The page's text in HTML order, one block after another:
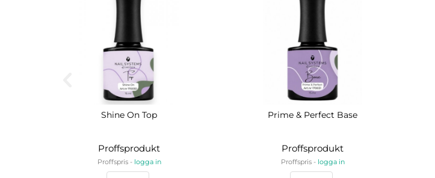
Shine On Top
Proffsprodukt
Proffspris - logga in
Prime & Perfect Base
Proffsprodukt
Proffspris - logga in